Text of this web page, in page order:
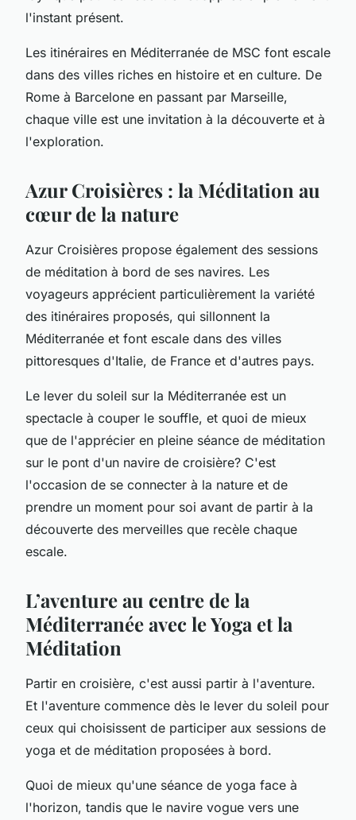
l'instant présent.
Les itinéraires en Méditerranée de MSC font escale
dans des villes riches en histoire et en culture. De
Rome à Barcelone en passant par Marseille,
chaque ville est une invitation à la découverte et à
l'exploration.
Azur Croisières : la Méditation au
cœur de la nature
Azur Croisières propose également des sessions
de méditation à bord de ses navires. Les
voyageurs apprécient particulièrement la variété
des itinéraires proposés, qui sillonnent la
Méditerranée et font escale dans des villes
pittoresques d'Italie, de France et d'autres pays.
Le lever du soleil sur la Méditerranée est un
spectacle à couper le souffle, et quoi de mieux
que de l'apprécier en pleine séance de méditation
sur le pont d'un navire de croisière? C'est
l'occasion de se connecter à la nature et de
prendre un moment pour soi avant de partir à la
découverte des merveilles que recèle chaque
escale.
L’aventure au centre de la
Méditerranée avec le Yoga et la
Méditation
Partir en croisière, c'est aussi partir à l'aventure.
Et l'aventure commence dès le lever du soleil pour
ceux qui choisissent de participer aux sessions de
yoga et de méditation proposées à bord.
Quoi de mieux qu'une séance de yoga face à
l'horizon, tandis que le navire vogue vers une